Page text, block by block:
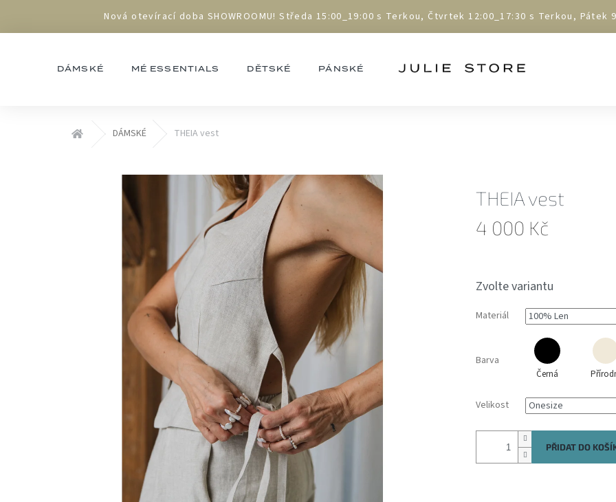
obsah
Nová otevírací doba SHOWROOMU! Středa 15:00_19:00 s Terkou, Čtvrtek 12:00_17:30 s Terkou, Pátek
DÁMSKÉ MÉ ESSENTIALS DĚTSKÉ PÁNSKÉ
Domů DÁMSKÉ THEIA vest
THEIA vest
4 000 Kč
Zvolte variantu
Materiál
Barva
Černá
Velikost
PŘIDAT DO